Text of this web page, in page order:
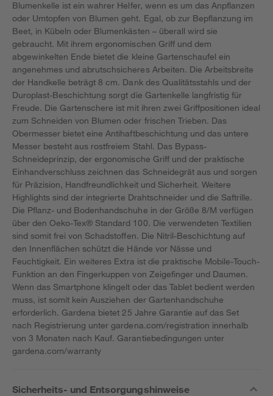
Blumenkelle ist ein wahrer Helfer, wenn es um das Anpflanzen
oder Umtopfen von Blumen geht. Egal, ob zur Bepflanzung im
Beet, in Kübeln oder Blumenkästen – überall wird sie
gebraucht. Mit ihrem ergonomischen Griff und dem
abgewinkelten Ende bietet die kleine Gartenschaufel ein
angenehmes und abrutschsicheres Arbeiten. Die Arbeitsbreite
der Handkelle beträgt 8 cm. Dank des Qualitätsstahls und der
Duroplast-Beschichtung sorgt die Gartenkelle langfristig für
Freude. Die Gartenschere ist mit ihren zwei Griffpositionen ideal
zum Schneiden von Blumen oder frischen Trieben. Das
Obermesser bietet eine Antihaftbeschichtung und das untere
Messer besteht aus rostfreiem Stahl. Das Bypass-
Schneideprinzip, der ergonomische Griff und der praktische
Einhandverschluss zeichnen das Schneidegrät aus und sorgen
für Präzision, Handfreundlichkeit und Sicherheit. Weitere
Highlights sind der integrierte Drahtschneider und die Saftrille.
Die Pflanz- und Bodenhandschuhe in der Größe 8/M verfügen
über den Oeko-Tex® Standard 100. Die verwendeten Textilien
sind somit frei von Schadstoffen. Die Nitril-Beschichtung auf
den Innenflächen schützt die Hände vor Nässe und
Feuchtigkeit. Ein weiteres Extra ist die praktische Mobile-Touch-
Funktion an den Fingerkuppen von Zeigefinger und Daumen.
Wenn das Smartphone klingelt oder das Tablet bedient werden
muss, ist somit kein Ausziehen der Gartenhandschuhe
erforderlich. Gardena bietet 25 Jahre Garantie auf das Set
nach Registrierung unter gardena.com/registration innerhalb
von 3 Monaten nach Kauf. Garantiebedingungen unter
gardena.com/warranty
Sicherheits- und Entsorgungshinweise